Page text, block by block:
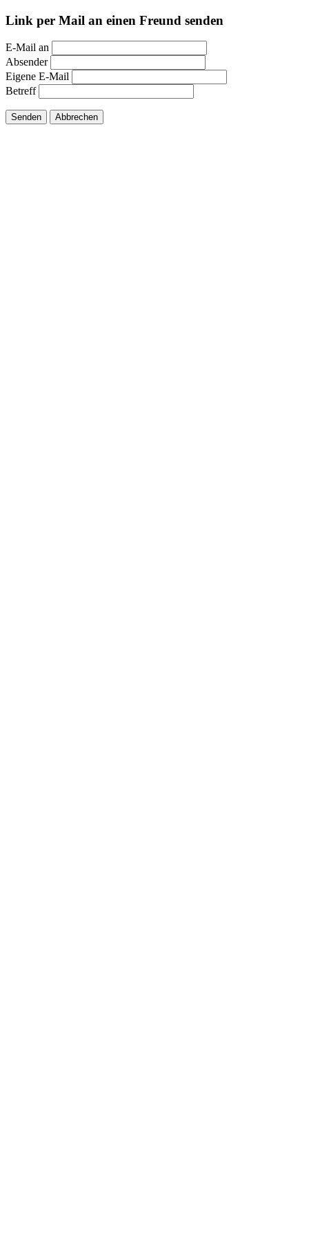
Link per Mail an einen Freund senden
E-Mail an
Absender
Eigene E-Mail
Betreff